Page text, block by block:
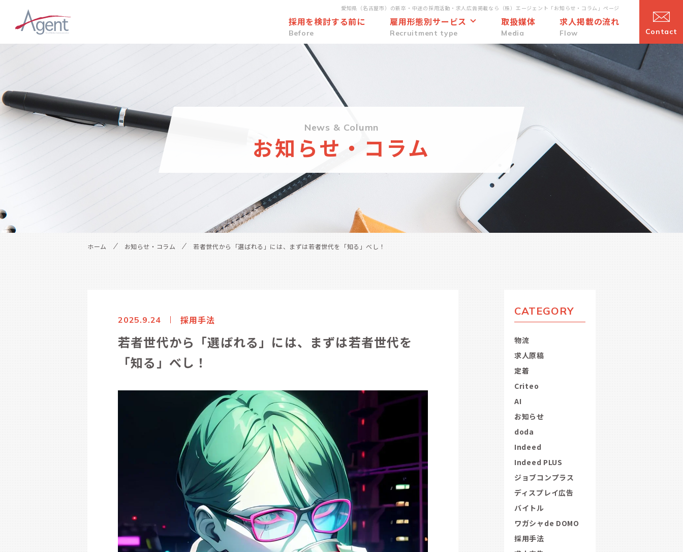
Contact
愛知県（名古屋市）の新卒・中途の採用活動・求人広告掲載なら（株）エージェント「お知らせ・コラム」ページ
採用を検討する前に
Before
雇用形態別サービス
Recruitment type
取扱媒体
Media
求人掲載の流れ
Flow
News & Column
お知らせ・コラム
ホーム お知らせ・コラム 若者世代から「選ばれる」には、まずは若者世代を「知る」べし！
2025.9.24 採用手法
若者世代から「選ばれる」には、まずは若者世代を
「知る」べし！
CATEGORY
物流
求人原稿
定着
Criteo
AI
お知らせ
doda
Indeed
Indeed PLUS
ジョブコンプラス
ディスプレイ広告
バイトル
ワガシャde DOMO
採用手法